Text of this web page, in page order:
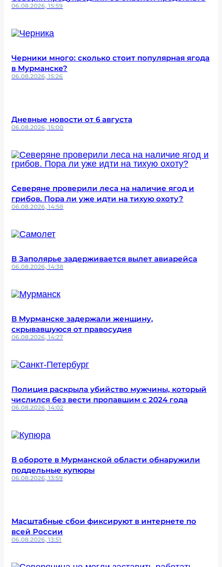
06.08.2026, 15:59
Черники много: сколько стоит популярная ягода
в Мурманске?
06.08.2026, 15:26
Дневные новости от 6 августа
06.08.2026, 15:00
Северяне проверили леса на наличие ягод и
грибов. Пора ли уже идти на тихую охоту?
06.08.2026, 14:58
В Заполярье задерживается вылет авиарейса
06.08.2026, 14:38
В Мурманске задержали женщину,
скрывавшуюся от правосудия
06.08.2026, 14:27
Полиция раскрыла убийство мужчины, который
числился без вести пропавшим с 2024 года
06.08.2026, 14:02
В обороте в Мурманской области обнаружили
поддельные купюры
06.08.2026, 13:59
Масштабные сбои фиксируют в интернете по
всей России
06.08.2026, 13:51